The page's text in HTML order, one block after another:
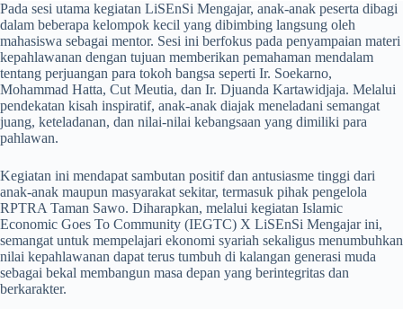
Pada sesi utama kegiatan LiSEnSi Mengajar, anak-anak peserta dibagi
dalam beberapa kelompok kecil yang dibimbing langsung oleh
mahasiswa sebagai mentor. Sesi ini berfokus pada penyampaian materi
kepahlawanan dengan tujuan memberikan pemahaman mendalam
tentang perjuangan para tokoh bangsa seperti Ir. Soekarno,
Mohammad Hatta, Cut Meutia, dan Ir. Djuanda Kartawidjaja. Melalui
pendekatan kisah inspiratif, anak-anak diajak meneladani semangat
juang, keteladanan, dan nilai-nilai kebangsaan yang dimiliki para
pahlawan.
Kegiatan ini mendapat sambutan positif dan antusiasme tinggi dari
anak-anak maupun masyarakat sekitar, termasuk pihak pengelola
RPTRA Taman Sawo. Diharapkan, melalui kegiatan Islamic
Economic Goes To Community (IEGTC) X LiSEnSi Mengajar ini,
semangat untuk mempelajari ekonomi syariah sekaligus menumbuhkan
nilai kepahlawanan dapat terus tumbuh di kalangan generasi muda
sebagai bekal membangun masa depan yang berintegritas dan
berkarakter.